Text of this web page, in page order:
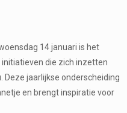
14 januari is het
die zich inzetten
Deze jaarlijkse onderscheiding
en brengt inspiratie voor